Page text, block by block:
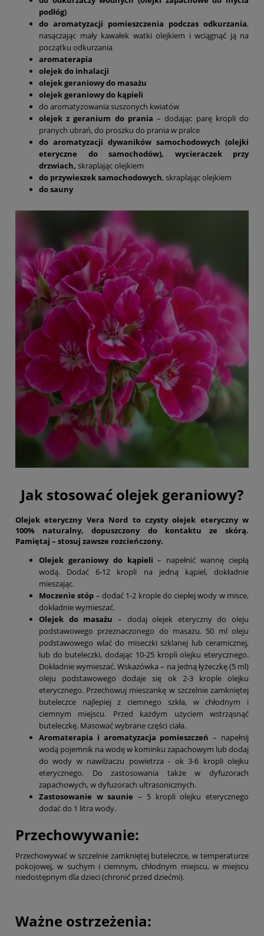
podłóg)
do aromatyzacji pomieszczenia podczas odkurzania,
nasączając mały kawałek watki olejkiem i wciągnąć ją na
początku odkurzania
aromaterapia
olejek do inhalacji
olejek geraniowy do masażu
olejek geraniowy do kąpieli
do aromatyzowania suszonych kwiatów
olejek z geranium do prania – dodając parę kropli do
pranych ubrań, do proszku do prania w pralce
do aromatyzacji dywaników samochodowych (olejki
eteryczne do samochodów), wycieraczek przy
drzwiach, skraplając olejkiem
do przywieszek samochodowych, skraplając olejkiem
do sauny
Jak stosować olejek geraniowy?
Olejek eteryczny Vera Nord to czysty olejek eteryczny w
100% naturalny, dopuszczony do kontaktu ze skórą.
Pamiętaj – stosuj zawsze rozcieńczony.
Olejek geraniowy do kąpieli– napełnić wannę ciepłą
wodą. Dodać 6-12 kropli na jedną kąpiel, dokładnie
mieszając.
Moczenie stóp – dodać 1-2 krople do ciepłej wody w misce,
dokładnie wymieszać.
Olejek do masażu – dodaj olejek eteryczny do oleju
podstawowego przeznaczonego do masażu. 50 ml oleju
podstawowego wlać do miseczki szklanej lub ceramicznej,
lub do buteleczki, dodając 10-25 kropli olejku eterycznego.
Dokładnie wymieszać. Wskazówka – na jedną łyżeczkę (5 ml)
oleju podstawowego dodaje się ok 2-3 krople olejku
eterycznego. Przechowuj mieszankę w szczelnie zamkniętej
buteleczce najlepiej z ciemnego szkła, w chłodnym i
ciemnym miejscu. Przed każdym użyciem wstrząsnąć
buteleczkę. Masować wybrane części ciała.
Aromaterapia i aromatyzacja pomieszczeń– napełnij
wodą pojemnik na wodę w kominku zapachowym lub dodaj
do wody w nawilżaczu powietrza - ok 3-6 kropli olejku
eterycznego. Do zastosowania także w dyfuzorach
zapachowych, w dyfuzorach ultrasonicznych.
Zastosowanie w saunie– 5 kropli olejku eterycznego
dodać do 1 litra wody.
Przechowywanie:
Przechowywać w szczelnie zamkniętej buteleczce, w temperaturze
pokojowej, w suchym i ciemnym, chłodnym miejscu, w miejscu
niedostępnym dla dzieci (chronić przed dziećmi).
Ważne ostrzeżenia: